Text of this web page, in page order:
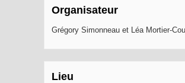
Organisateur
Grégory Simonneau et Léa Mortier-
Lieu